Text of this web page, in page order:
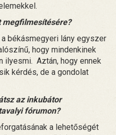
békásmegyeri lány egyszer
hogy mindenkinek
ilyesmi. Aztán, hogy ennek
kérdés, de a gondolat
az inkubátor
fórumon?
a lehetőségét